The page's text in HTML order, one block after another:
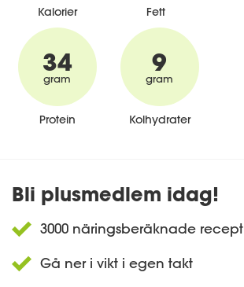
Kalorier Fett
34
gram
Protein
9
gram
Kolhydrater
Bli plusmedlem idag!
3000 näringsberäknade recept
Gå ner i vikt i egen takt